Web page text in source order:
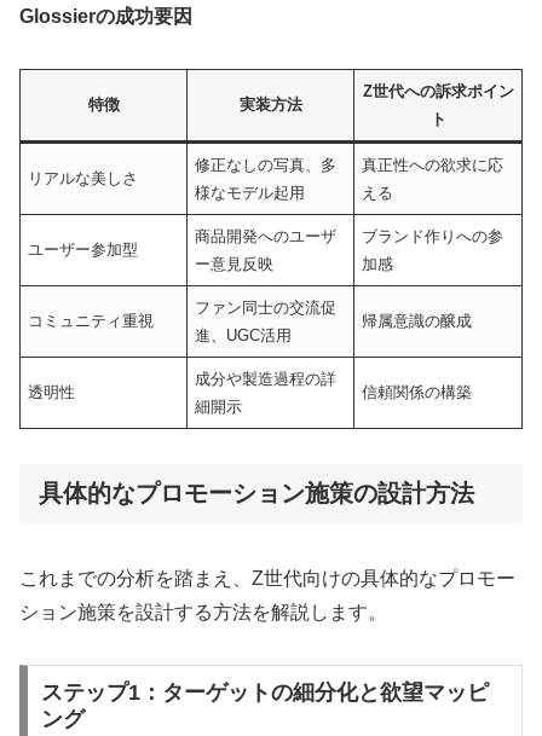
Glossierの成功要因
特徴 実装方法
Z世代への訴求ポイン
ト
リアルな美しさ
修正なしの写真、多
様なモデル起用
真正性への欲求に応
える
ユーザー参加型
商品開発へのユーザ
ー意見反映
ブランド作りへの参
加感
コミュニティ重視
ファン同士の交流促
進、UGC活用
帰属意識の醸成
透明性
成分や製造過程の詳
細開示
信頼関係の構築
具体的なプロモーション施策の設計方法
これまでの分析を踏まえ、Z世代向けの具体的なプロモー
ション施策を設計する方法を解説します。
ステップ1：ターゲットの細分化と欲望マッピ
ング